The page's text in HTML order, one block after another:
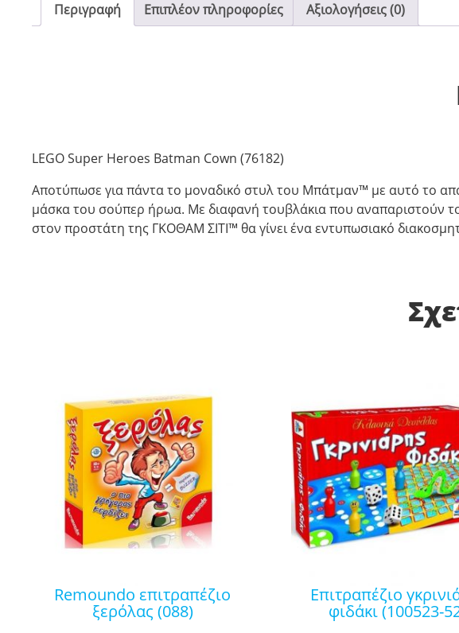
Περιγραφή Επιπλέον πληροφορίες Αξιολογήσεις (0)
LEGO Super Heroes Batman Cown (76182)
Αποτύπωσε για πάντα το μοναδικό στυλ του Μπάτμαν™ με αυτό το
μάσκα του σούπερ ήρωα. Με διαφανή τουβλάκια που αναπαριστούν
στον προστάτη της ΓΚΟΘΑΜ ΣΙΤΙ™ θα γίνει ένα εντυπωσιακό
remoundo επιτραπέζιο
ξερόλας (088)
επιτραπέζιο γκρινιάρης-
φιδάκι (100523-